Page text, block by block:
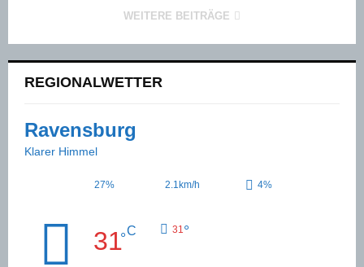
WEITERE BEITRÄGE
REGIONALWETTER
Ravensburg
Klarer Himmel
27% 2.1km/h 4%
31°C 31 °